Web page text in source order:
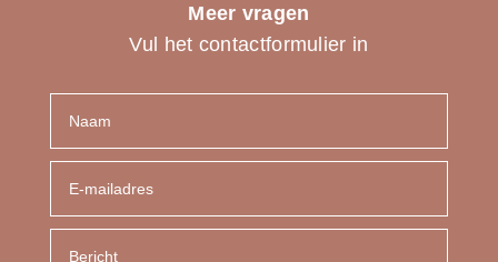
Meer vragen
Vul het contactformulier in